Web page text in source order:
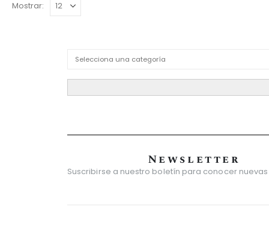
Mostrar:
Product Category Dropdown
Newsletter
Suscribirse a nuestro boletín para conocer